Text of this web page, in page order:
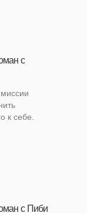
с
к себе.
с Пиби